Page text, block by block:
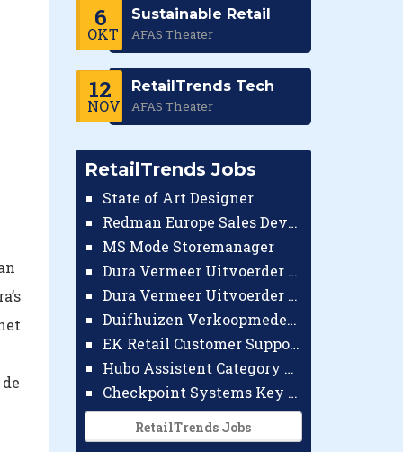
6
OKT
Sustainable Retail
AFAS Theater
12
NOV
RetailTrends Tech
AFAS Theater
RetailTrends Jobs
State of Art Designer
Redman Europe Sales Developer (Europe)
MS Mode Storemanager
Dura Vermeer Uitvoerder GWW Amsterdam
Dura Vermeer Uitvoerder Civiel Nijmegen
Duifhuizen Verkoopmedewerker Ridderkerk
EK Retail Customer Support Omnichannel
Hubo Assistent Category Manager
Checkpoint Systems Key Accountmanager Benelux
RetailTrends Jobs